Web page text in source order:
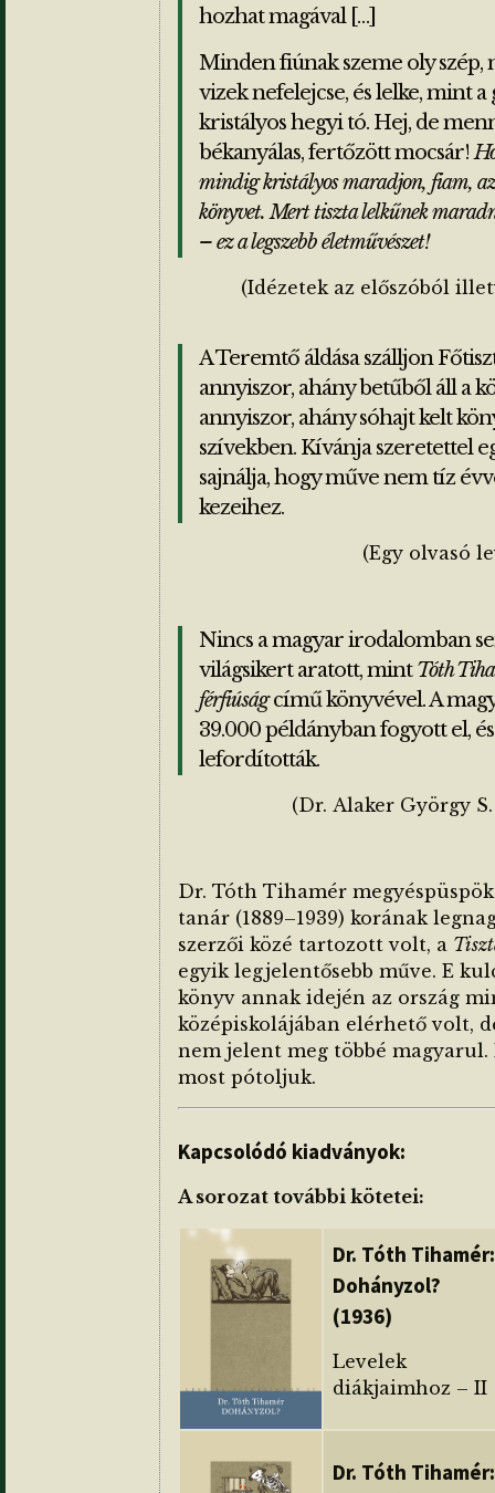
hozhat magával […]
Minden fiúnak szeme oly szép,
vizek nefelejcse, és lelke, mint
kristályos hegyi tó. Hej, de
békanyálas, fertőzött mocsár!
mindig kristályos maradjon, fiam,
könyvet. Mert tiszta lelkűnek
– ez a legszebb életművészet!
(Idézetek az előszóból
A Teremtő áldása szálljon
annyiszor, ahány betűből áll a
annyiszor, ahány sóhajt kelt
szívekben. Kívánja szeretettel
sajnálja, hogy műve nem tíz
kezeihez.
(Egy olvasó
Nincs a magyar irodalomban
világsikert aratott, mintTóth
férfiúságcímű könyvével. A
39.000 példányban fogyott el,
lefordították.
(Dr. Alaker György
Dr. Tóth Tihamér
tanár (1889–1939) korának
szerzői közé tartozott volt, a
egyik legjelentősebb műve. E
könyv annak idején az ország
középiskolájában elérhető volt,
nem jelent meg többé
most pótoljuk.
Kapcsolódó kiadványok:
A sorozat további kötetei:
Dr. Tóth Tihamér:
Dohányzol?
(1936)
Levelek
diákjaimhoz – II
Dr. Tóth Tihamér: